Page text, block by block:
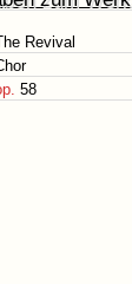
Revival
58